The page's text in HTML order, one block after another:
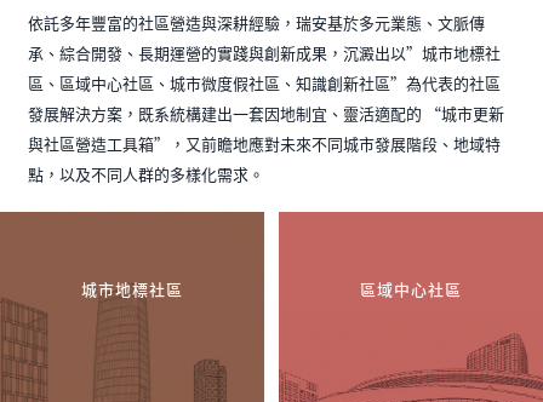
依託多年豐富的社區營造與深耕經驗，瑞安基於多元業態、文脈傳
承、綜合開發、長期運營的實踐與創新成果，沉澱出以”城市地標社
區、區域中心社區、城市微度假社區、知識創新社區”為代表的社區
發展解決方案，既系統構建出一套因地制宜、靈活適配的 “城市更新
與社區營造工具箱”，又前瞻地應對未來不同城市發展階段、地域特
點，以及不同人群的多樣化需求。
城市地標社區 區域中心社區